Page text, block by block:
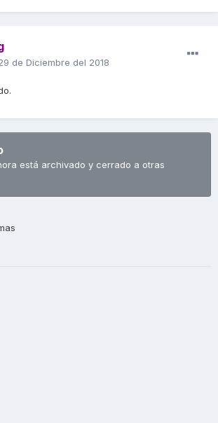
de Diciembre del 2018
está archivado y cerrado a otras